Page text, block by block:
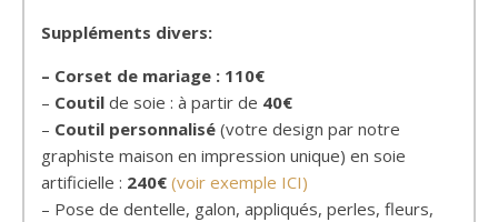
Suppléments divers:
– Corset de mariage : 110€
– Coutil de soie : à partir de 40€
– Coutil personnalisé (votre design par notre
graphiste maison en impression unique) en soie
artificielle : 240€ (voir exemple ICI)
– Pose de dentelle, galon, appliqués, perles, fleurs,